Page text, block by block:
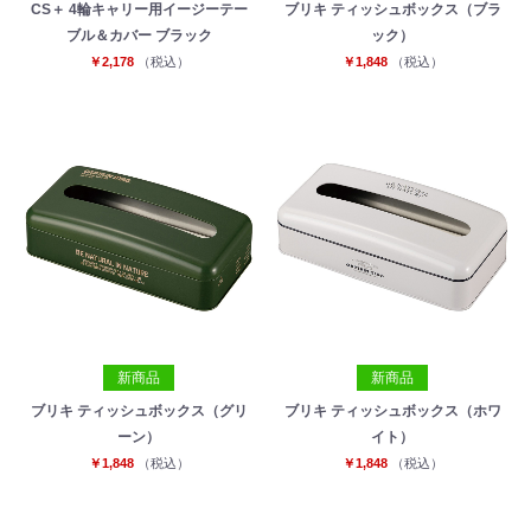
CS＋ 4輪キャリー用イージーテー
ブル＆カバー ブラック
￥2,178 （税込）
ブリキ ティッシュボックス（ブラ
ック）
￥1,848 （税込）
新商品
ブリキ ティッシュボックス（グリ
ーン）
￥1,848 （税込）
新商品
ブリキ ティッシュボックス（ホワ
イト）
￥1,848 （税込）